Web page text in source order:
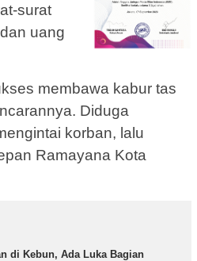
surat
uang
membawa kabur tas
Diduga
korban, lalu
Ramayana Kota
di Kebun, Ada Luka Bagian